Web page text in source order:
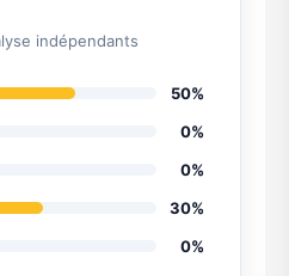
indépendants
50%
0%
0%
30%
0%